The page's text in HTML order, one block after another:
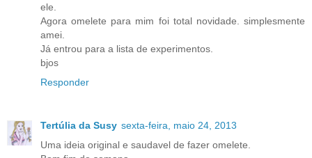
ele.
Agora omelete para mim foi total novidade. simplesmente
amei.
Já entrou para a lista de experimentos.
bjos
Responder
Tertúlia da Susy sexta-feira, maio 24, 2013
Uma ideia original e saudavel de fazer omelete.